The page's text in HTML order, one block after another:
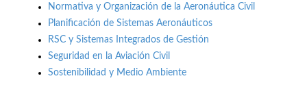
Normativa y Organización de la Aeronáutica Civil
Planificación de Sistemas Aeronáuticos
RSC y Sistemas Integrados de Gestión
Seguridad en la Aviación Civil
Sostenibilidad y Medio Ambiente